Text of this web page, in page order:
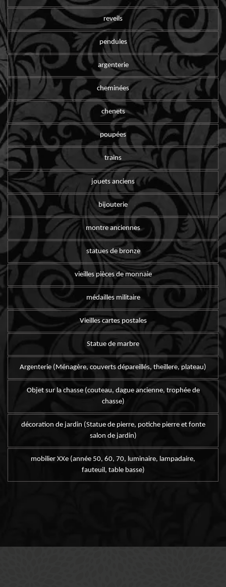
reveils
pendules
argenterie
cheminées
chenets
poupées
trains
jouets anciens
bijouterie
montre anciennes
statues de bronze
vieilles pièces de monnaie
médailles militaire
Vieilles cartes postales
Statue de marbre
Argenterie (Ménagère, couverts dépareillés, theillere, plateau)
Objet sur la chasse (couteau, dague ancienne, trophée de
chasse)
décoration de jardin (Statue de pierre, potiche pierre et fonte
salon de jardin)
mobilier XXe (année 50, 60, 70, luminaire, lampadaire,
fauteuil, table basse)